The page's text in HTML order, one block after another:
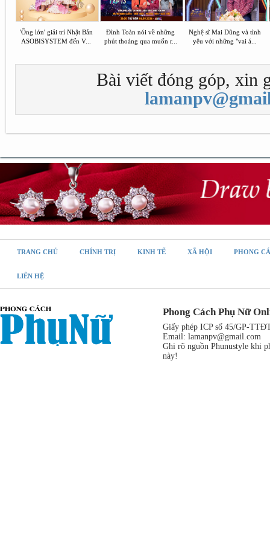
'Ông lớn' giải trí Nhật Bản
ASOBISYSTEM đến V...
Đình Toàn nói về những
phút thoáng qua muốn r...
Nghệ sĩ Mai Dũng và tình
yêu với những "vai á...
Bài viết đóng góp, xin
TRANG CHỦ CHÍNH TRỊ KINH TẾ XÃ HỘI PHONG
LIÊN HỆ
Phong Cách Phụ Nữ
Giấy phép ICP số 45/GP-
Email: lamanpv@gmail.com
Ghi rõ nguồn Phunustyle khi
này!